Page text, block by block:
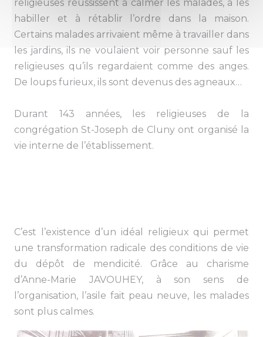
religieuses réussissent à calmer les malades, à les
habiller et à rétablir l’ordre dans la maison.
Certains malades arrivaient même à travailler dans
les jardins, ils ne voulaient voir personne sauf les
religieuses qu’ils regardaient comme des anges.
De loups furieux, ils sont devenus des agneaux…
Durant 143 années, les religieuses de la
congrégation St-Joseph de Cluny ont organisé la
vie interne de l’établissement.
C’est l’existence d’un idéal religieux qui permet
une transformation radicale des conditions de vie
du dépôt de mendicité. Grâce au charisme
d’Anne-Marie JAVOUHEY, à son sens de
l’organisation, l’asile fait peau neuve, les malades
sont plus calmes.